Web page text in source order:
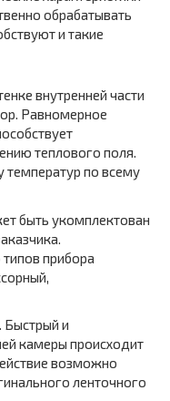
обрабатывать
и такие
внутренней части
Равномерное
теплового поля.
температур по всему
быть укомплектован
прибора
. Быстрый и
камеры происходит
возможно
ленточного